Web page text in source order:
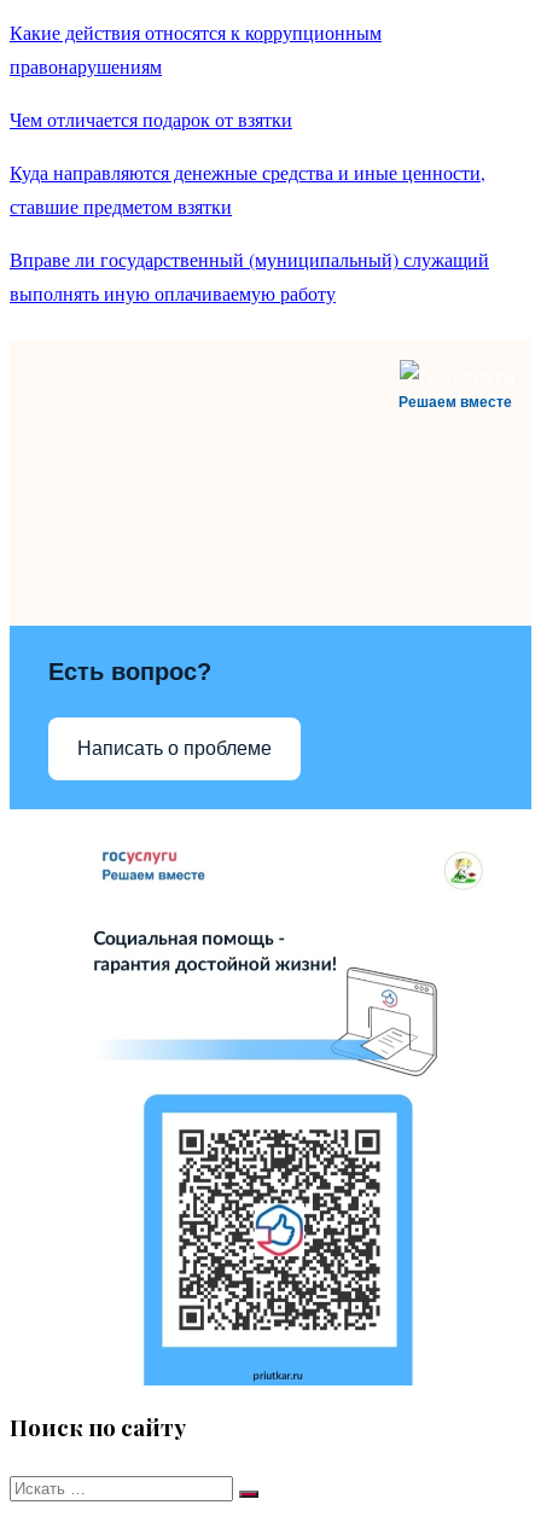
Какие действия относятся к коррупционным
правонарушениям
Чем отличается подарок от взятки
Куда направляются денежные средства и иные ценности,
ставшие предметом взятки
Вправе ли государственный (муниципальный) служащий
выполнять иную оплачиваемую работу
Решаем вместе
Есть вопрос?
Написать о проблеме
Поиск по сайту
Искать:
Поиск